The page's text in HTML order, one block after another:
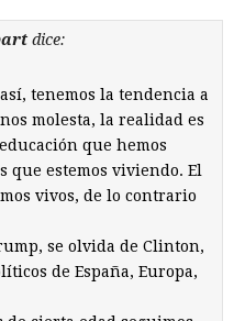
dice:
tenemos la tendencia a
molesta, la realidad es
que hemos
estemos viviendo. El
vivos, de lo contrario
se olvida de Clinton,
de España, Europa,